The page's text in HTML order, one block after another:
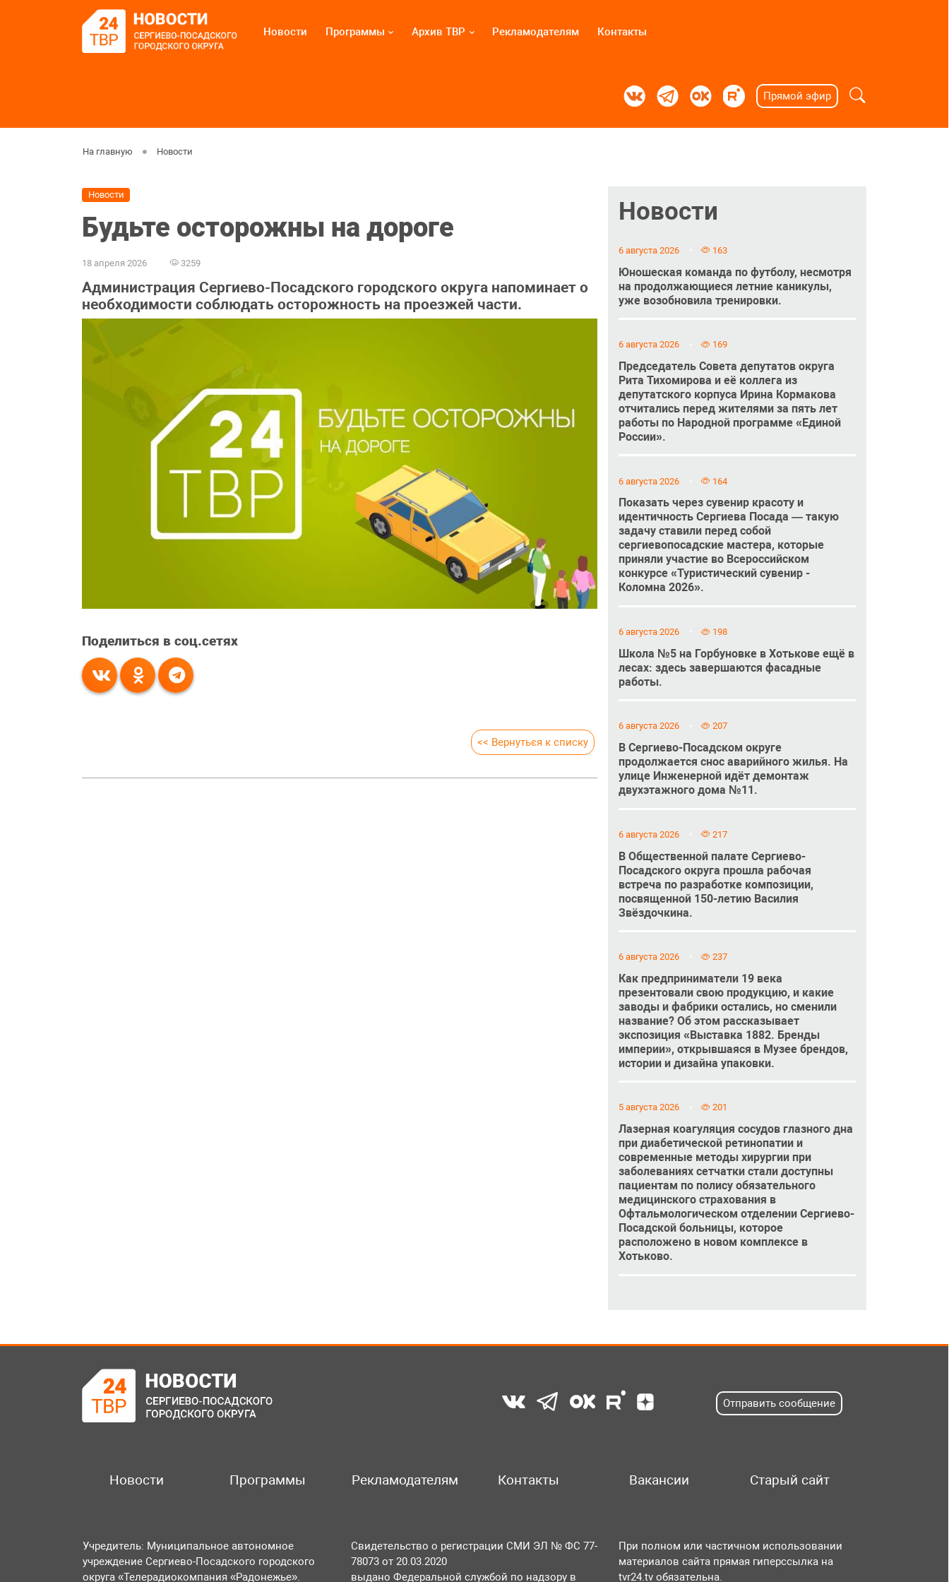
Новости Программы Архив ТВР Рекламодателям Контакты
Прямой эфир
На главную Новости
Новости
Будьте осторожны на дороге
18 апреля 2026 3259
Администрация Сергиево-Посадского городского округа напоминает о
необходимости соблюдать осторожность на проезжей части.
Поделиться в соц.сетях
<< Вернуться к списку
Новости
6 августа 2026 163
Юношеская команда по футболу, несмотря
на продолжающиеся летние каникулы,
уже возобновила тренировки.
6 августа 2026 169
Председатель Совета депутатов округа
Рита Тихомирова и её коллега из
депутатского корпуса Ирина Кормакова
отчитались перед жителями за пять лет
работы по Народной программе «Единой
России».
6 августа 2026 164
Показать через сувенир красоту и
идентичность Сергиева Посада — такую
задачу ставили перед собой
сергиевопосадские мастера, которые
приняли участие во Всероссийском
конкурсе «Туристический сувенир -
Коломна 2026».
6 августа 2026 198
Школа №5 на Горбуновке в Хотькове ещё в
лесах: здесь завершаются фасадные
работы.
6 августа 2026 207
В Сергиево-Посадском округе
продолжается снос аварийного жилья. На
улице Инженерной идёт демонтаж
двухэтажного дома №11.
6 августа 2026 217
В Общественной палате Сергиево-
Посадского округа прошла рабочая
встреча по разработке композиции,
посвященной 150-летию Василия
Звёздочкина.
6 августа 2026 237
Как предприниматели 19 века
презентовали свою продукцию, и какие
заводы и фабрики остались, но сменили
название? Об этом рассказывает
экспозиция «Выставка 1882. Бренды
империи», открывшаяся в Музее брендов,
истории и дизайна упаковки.
5 августа 2026 201
Лазерная коагуляция сосудов глазного дна
при диабетической ретинопатии и
современные методы хирургии при
заболеваниях сетчатки стали доступны
пациентам по полису обязательного
медицинского страхования в
Офтальмологическом отделении Сергиево-
Посадской больницы, которое
расположено в новом комплексе в
Хотьково.
Отправить сообщение
Новости Программы Рекламодателям Контакты Вакансии Старый сайт
Учредитель: Муниципальное автономное
учреждение Сергиево-Посадского городского
округа «Телерадиокомпания «Радонежье».
Свидетельство о регистрации СМИ ЭЛ № ФС 77-
78073 от 20.03.2020
выдано Федеральной службой по надзору в
При полном или частичном использовании
материалов сайта прямая гиперссылка на
tvr24.tv обязательна.